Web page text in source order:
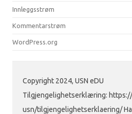
Innleggsstrøm
Kommentarstrøm
WordPress.org
Copyright 2024, USN eDU
Tilgjengelighetserklæring:
usn/tilgjengelighetserklaering/